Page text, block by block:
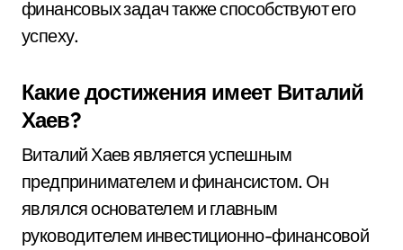
финансовых задач также способствуют его
успеху.
Какие достижения имеет Виталий
Хаев?
Виталий Хаев является успешным
предпринимателем и финансистом. Он
являлся основателем и главным
руководителем инвестиционно-финансовой